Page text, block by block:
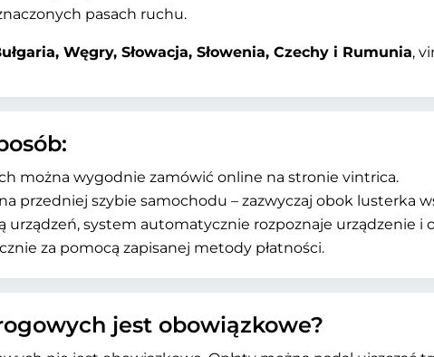
pasach ruchu.
Węgry, Słowacja, Słowenia, Czechy i Rumunia,
można wygodnie zamówić online na stronie vintrica.
przedniej szybie samochodu – zazwyczaj obok lusterka
urządzeń, system automatycznie rozpoznaje urządzenie i
za pomocą zapisanej metody płatności.
jest obowiązkowe?